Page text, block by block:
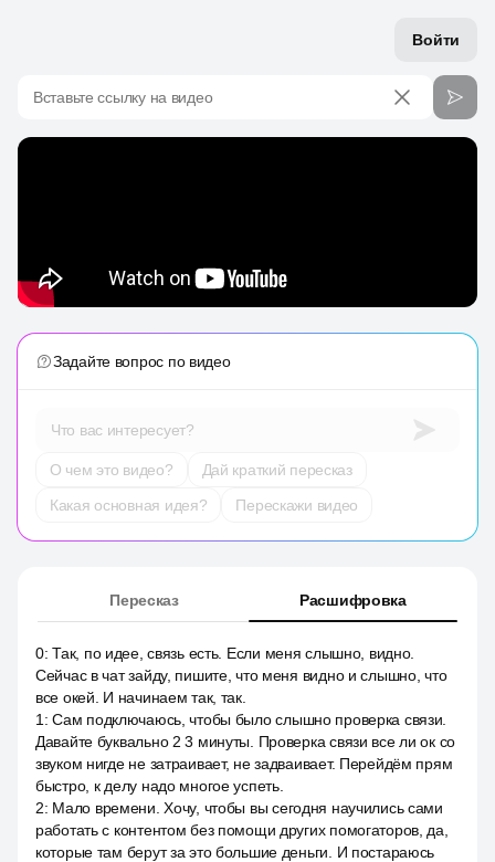
Войти
Вставьте ссылку на видео
Задайте вопрос по видео
Что вас интересует?
О чем это видео?
Дай краткий пересказ
Какая основная идея?
Перескажи видео
Пересказ Расшифровка
0:Так, по идее, связь есть. Если меня слышно, видно.
Сейчас в чат зайду, пишите, что меня видно и слышно, что
все окей. И начинаем так, так.
1 :Сам подключаюсь, чтобы было слышно проверка связи.
Давайте буквально 2 3 минуты. Проверка связи все ли ок со
звуком нигде не затраивает, не задваивает. Перейдём прям
быстро, к делу надо многое успеть.
2: Мало времени. Хочу, чтобы вы сегодня научились сами
работать с контентом без помощи других помогаторов, да,
которые там берут за это большие деньги. И постараюсь